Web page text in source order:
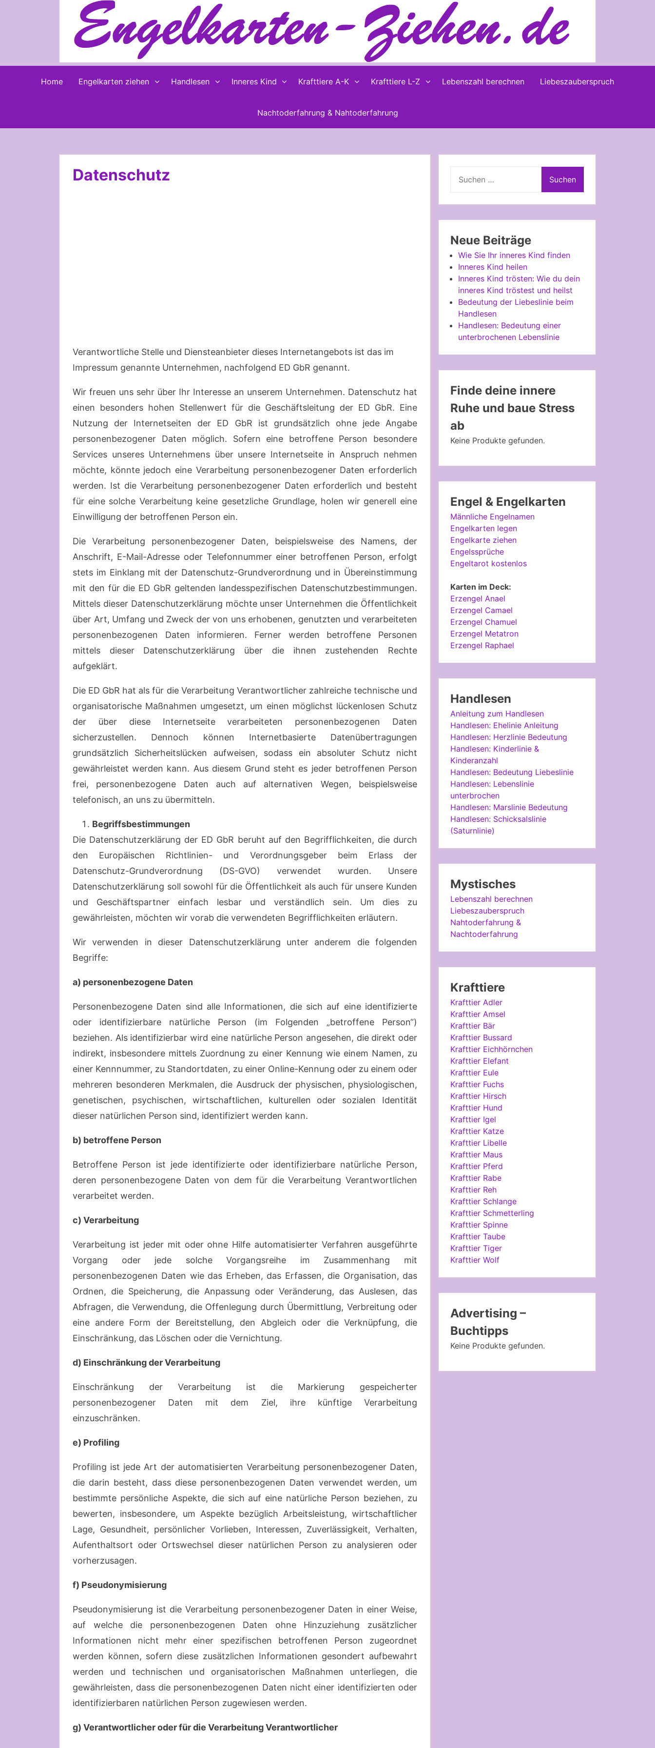
Home Engelkarten ziehen Handlesen Inneres Kind Krafttiere A-K Krafttiere L-Z Lebenszahl berechnen Liebeszauberspruch
Nachtoderfahrung & Nahtoderfahrung
Datenschutz
Verantwortliche Stelle und Diensteanbieter dieses Internetangebots ist das im
Impressum genannte Unternehmen, nachfolgend ED GbR genannt.
Wir freuen uns sehr über Ihr Interesse an unserem Unternehmen. Datenschutz hat
einen besonders hohen Stellenwert für die Geschäftsleitung der ED GbR. Eine
Nutzung der Internetseiten der ED GbR ist grundsätzlich ohne jede Angabe
personenbezogener Daten möglich. Sofern eine betroffene Person besondere
Services unseres Unternehmens über unsere Internetseite in Anspruch nehmen
möchte, könnte jedoch eine Verarbeitung personenbezogener Daten erforderlich
werden. Ist die Verarbeitung personenbezogener Daten erforderlich und besteht
für eine solche Verarbeitung keine gesetzliche Grundlage, holen wir generell eine
Einwilligung der betroffenen Person ein.
Die Verarbeitung personenbezogener Daten, beispielsweise des Namens, der
Anschrift, E-Mail-Adresse oder Telefonnummer einer betroffenen Person, erfolgt
stets im Einklang mit der Datenschutz-Grundverordnung und in Übereinstimmung
mit den für die ED GbR geltenden landesspezifischen Datenschutzbestimmungen.
Mittels dieser Datenschutzerklärung möchte unser Unternehmen die Öffentlichkeit
über Art, Umfang und Zweck der von uns erhobenen, genutzten und verarbeiteten
personenbezogenen Daten informieren. Ferner werden betroffene Personen
mittels dieser Datenschutzerklärung über die ihnen zustehenden Rechte
aufgeklärt.
Die ED GbR hat als für die Verarbeitung Verantwortlicher zahlreiche technische und
organisatorische Maßnahmen umgesetzt, um einen möglichst lückenlosen Schutz
der über diese Internetseite verarbeiteten personenbezogenen Daten
sicherzustellen. Dennoch können Internetbasierte Datenübertragungen
grundsätzlich Sicherheitslücken aufweisen, sodass ein absoluter Schutz nicht
gewährleistet werden kann. Aus diesem Grund steht es jeder betroffenen Person
frei, personenbezogene Daten auch auf alternativen Wegen, beispielsweise
telefonisch, an uns zu übermitteln.
Begriffsbestimmungen
Die Datenschutzerklärung der ED GbR beruht auf den Begrifflichkeiten, die durch
den Europäischen Richtlinien- und Verordnungsgeber beim Erlass der
Datenschutz-Grundverordnung (DS-GVO) verwendet wurden. Unsere
Datenschutzerklärung soll sowohl für die Öffentlichkeit als auch für unsere Kunden
und Geschäftspartner einfach lesbar und verständlich sein. Um dies zu
gewährleisten, möchten wir vorab die verwendeten Begrifflichkeiten erläutern.
Wir verwenden in dieser Datenschutzerklärung unter anderem die folgenden
Begriffe:
a) personenbezogene Daten
Personenbezogene Daten sind alle Informationen, die sich auf eine identifizierte
oder identifizierbare natürliche Person (im Folgenden „betroffene Person“)
beziehen. Als identifizierbar wird eine natürliche Person angesehen, die direkt oder
indirekt, insbesondere mittels Zuordnung zu einer Kennung wie einem Namen, zu
einer Kennnummer, zu Standortdaten, zu einer Online-Kennung oder zu einem oder
mehreren besonderen Merkmalen, die Ausdruck der physischen, physiologischen,
genetischen, psychischen, wirtschaftlichen, kulturellen oder sozialen Identität
dieser natürlichen Person sind, identifiziert werden kann.
b) betroffene Person
Betroffene Person ist jede identifizierte oder identifizierbare natürliche Person,
deren personenbezogene Daten von dem für die Verarbeitung Verantwortlichen
verarbeitet werden.
c) Verarbeitung
Verarbeitung ist jeder mit oder ohne Hilfe automatisierter Verfahren ausgeführte
Vorgang oder jede solche Vorgangsreihe im Zusammenhang mit
personenbezogenen Daten wie das Erheben, das Erfassen, die Organisation, das
Ordnen, die Speicherung, die Anpassung oder Veränderung, das Auslesen, das
Abfragen, die Verwendung, die Offenlegung durch Übermittlung, Verbreitung oder
eine andere Form der Bereitstellung, den Abgleich oder die Verknüpfung, die
Einschränkung, das Löschen oder die Vernichtung.
d) Einschränkung der Verarbeitung
Einschränkung der Verarbeitung ist die Markierung gespeicherter
personenbezogener Daten mit dem Ziel, ihre künftige Verarbeitung
einzuschränken.
e) Profiling
Profiling ist jede Art der automatisierten Verarbeitung personenbezogener Daten,
die darin besteht, dass diese personenbezogenen Daten verwendet werden, um
bestimmte persönliche Aspekte, die sich auf eine natürliche Person beziehen, zu
bewerten, insbesondere, um Aspekte bezüglich Arbeitsleistung, wirtschaftlicher
Lage, Gesundheit, persönlicher Vorlieben, Interessen, Zuverlässigkeit, Verhalten,
Aufenthaltsort oder Ortswechsel dieser natürlichen Person zu analysieren oder
vorherzusagen.
f) Pseudonymisierung
Pseudonymisierung ist die Verarbeitung personenbezogener Daten in einer Weise,
auf welche die personenbezogenen Daten ohne Hinzuziehung zusätzlicher
Informationen nicht mehr einer spezifischen betroffenen Person zugeordnet
werden können, sofern diese zusätzlichen Informationen gesondert aufbewahrt
werden und technischen und organisatorischen Maßnahmen unterliegen, die
gewährleisten, dass die personenbezogenen Daten nicht einer identifizierten oder
identifizierbaren natürlichen Person zugewiesen werden.
g) Verantwortlicher oder für die Verarbeitung Verantwortlicher
nach:
Neue Beiträge
Wie Sie Ihr inneres Kind finden
Inneres Kind heilen
Inneres Kind trösten: Wie du dein
inneres Kind tröstest und heilst
Bedeutung der Liebeslinie beim
Handlesen
Handlesen: Bedeutung einer
unterbrochenen Lebenslinie
Finde deine innere
Ruhe und baue Stress
ab
Keine Produkte gefunden.
Engel & Engelkarten
Männliche Engelnamen
Engelkarten legen
Engelkarte ziehen
Engelssprüche
Engeltarot kostenlos
Karten im Deck:
Erzengel Anael
Erzengel Camael
Erzengel Chamuel
Erzengel Metatron
Erzengel Raphael
Handlesen
Anleitung zum Handlesen
Handlesen: Ehelinie Anleitung
Handlesen: Herzlinie Bedeutung
Handlesen: Kinderlinie &
Kinderanzahl
Handlesen: Bedeutung Liebeslinie
Handlesen: Lebenslinie
unterbrochen
Handlesen: Marslinie Bedeutung
Handlesen: Schicksalslinie
(Saturnlinie)
Mystisches
Lebenszahl berechnen
Liebeszauberspruch
Nahtoderfahrung &
Nachtoderfahrung
Krafttiere
Krafttier Adler
Krafttier Amsel
Krafttier Bär
Krafttier Bussard
Krafttier Eichhörnchen
Krafttier Elefant
Krafttier Eule
Krafttier Fuchs
Krafttier Hirsch
Krafttier Hund
Krafttier Igel
Krafttier Katze
Krafttier Libelle
Krafttier Maus
Krafttier Pferd
Krafttier Rabe
Krafttier Reh
Krafttier Schlange
Krafttier Schmetterling
Krafttier Spinne
Krafttier Taube
Krafttier Tiger
Krafttier Wolf
Advertising –
Buchtipps
Keine Produkte gefunden.